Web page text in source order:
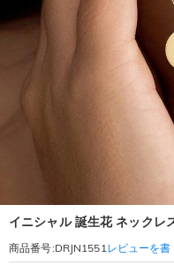
イニシャル 誕生花 ネックレ
商品番号:DRJN1551レビューを書